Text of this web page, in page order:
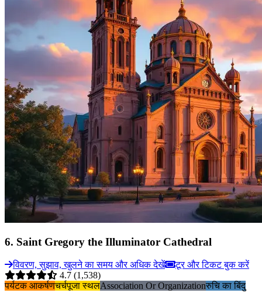
6. Saint Gregory the Illuminator Cathedral
विवरण, सुझाव, खुलने का समय और अधिक देखें
टूर और टिकट बुक करें
4.7 (1,538)
पर्यटक आकर्षणचर्चपूजा स्थलAssociation Or Organizationरुचि का बिंदु